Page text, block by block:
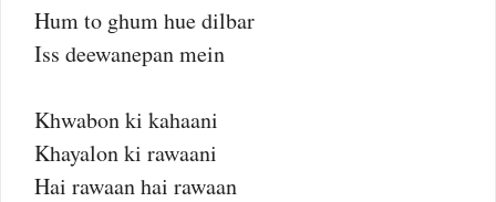
Hum to ghum hue dilbar
Iss deewanepan mein
Khwabon ki kahaani
Khayalon ki rawaani
Hai rawaan hai rawaan